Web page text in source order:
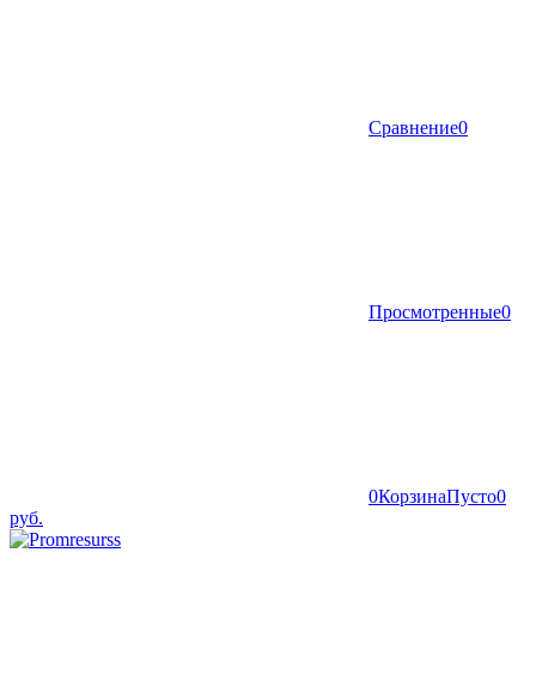
Сравнение0
Просмотренные0
0КорзинаПусто0
руб.